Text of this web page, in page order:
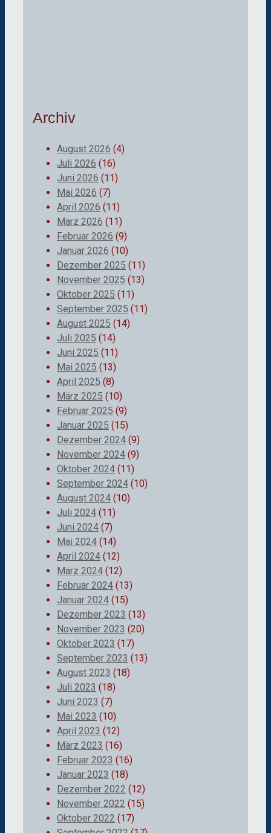
Archiv
August 2026 (4)
Juli 2026 (16)
Juni 2026 (11)
Mai 2026 (7)
April 2026 (11)
März 2026 (11)
Februar 2026 (9)
Januar 2026 (10)
Dezember 2025 (11)
November 2025 (13)
Oktober 2025 (11)
September 2025 (11)
August 2025 (14)
Juli 2025 (14)
Juni 2025 (11)
Mai 2025 (13)
April 2025 (8)
März 2025 (10)
Februar 2025 (9)
Januar 2025 (15)
Dezember 2024 (9)
November 2024 (9)
Oktober 2024 (11)
September 2024 (10)
August 2024 (10)
Juli 2024 (11)
Juni 2024 (7)
Mai 2024 (14)
April 2024 (12)
März 2024 (12)
Februar 2024 (13)
Januar 2024 (15)
Dezember 2023 (13)
November 2023 (20)
Oktober 2023 (17)
September 2023 (13)
August 2023 (18)
Juli 2023 (18)
Juni 2023 (7)
Mai 2023 (10)
April 2023 (12)
März 2023 (16)
Februar 2023 (16)
Januar 2023 (18)
Dezember 2022 (12)
November 2022 (15)
Oktober 2022 (17)